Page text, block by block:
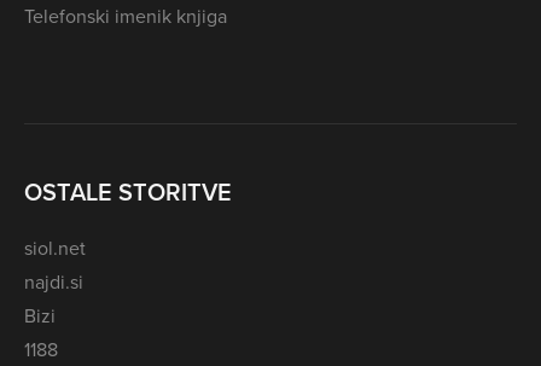
Telefonski imenik knjiga
OSTALE STORITVE
siol.net
najdi.si
Bizi
1188